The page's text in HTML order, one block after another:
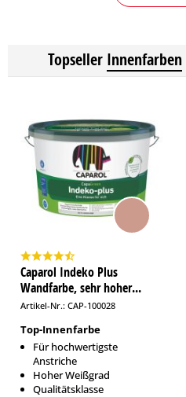
Topseller Innenfarben
Caparol Indeko Plus
Wandfarbe, sehr hoher...
Artikel-Nr.: CAP-100028
Top-Innenfarbe
Für hochwertigste
Anstriche
Hoher Weißgrad
Qualitätsklasse